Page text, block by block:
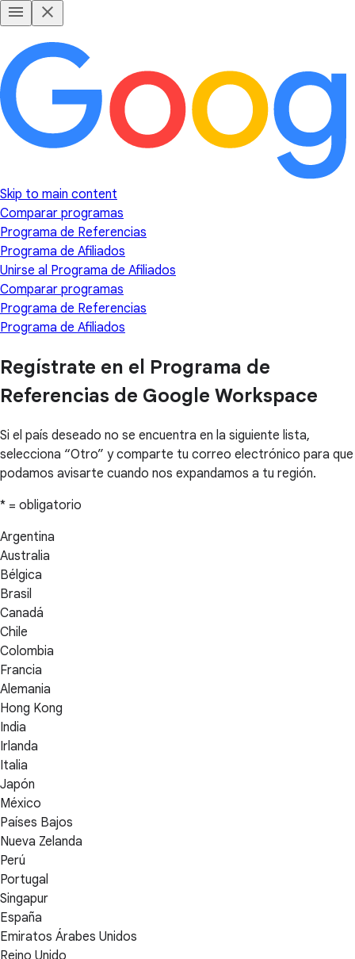
Skip to main content
Comparar programas
Programa de Referencias
Programa de Afiliados
Unirse al Programa de Afiliados
Comparar programas
Programa de Referencias
Programa de Afiliados
Regístrate en el Programa de
Referencias de Google Workspace
Si el país deseado no se encuentra en la siguiente lista,
selecciona “Otro” y comparte tu correo electrónico para que
podamos avisarte cuando nos expandamos a tu región.
* = obligatorio
Argentina
Australia
Bélgica
Brasil
Canadá
Chile
Colombia
Francia
Alemania
Hong Kong
India
Irlanda
Italia
Japón
México
Países Bajos
Nueva Zelanda
Perú
Portugal
Singapur
España
Emiratos Árabes Unidos
Reino Unido